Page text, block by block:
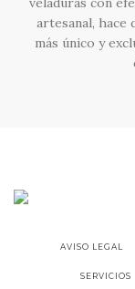
artesanal, hace
más único y
AVISO LEGAL
SERVICIOS